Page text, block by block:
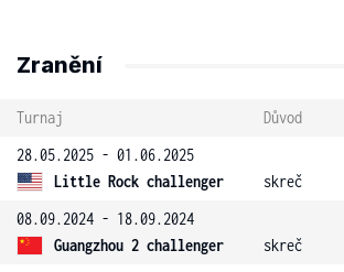
Zranění
Turnaj
Důvod
28.05.2025 - 01.06.2025
Little Rock challenger
skreč
08.09.2024 - 18.09.2024
Guangzhou 2 challenger
skreč